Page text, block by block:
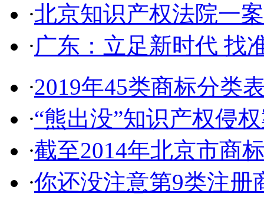
·北京知识产权法院一
·广东：立足新时代 找
·2019年45类商标分类
·“熊出没”知识产权侵
·截至2014年北京市商
·你还没注意第9类注册